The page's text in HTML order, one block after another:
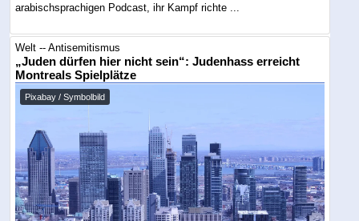
arabischsprachigen Podcast, ihr Kampf richte ...
Welt -- Antisemitismus
„Juden dürfen hier nicht sein“: Judenhass erreicht
Montreals Spielplätze
Pixabay / Symbolbild